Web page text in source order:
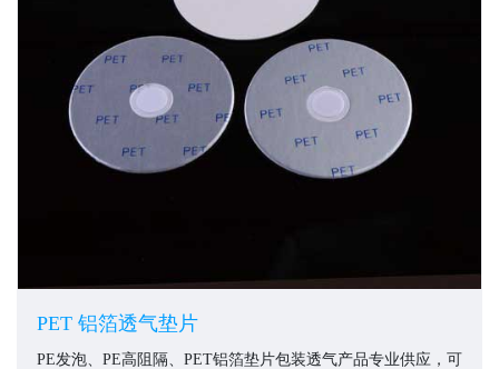
PET 铝箔透气垫片
PE发泡、PE高阻隔、PET铝箔垫片包装透气产品专业供应，可